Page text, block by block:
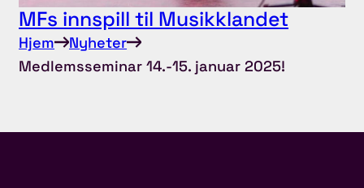
MFs innspill til Musikklandet
Hjem
Nyheter
Medlemsseminar 14.-15. januar 2025!